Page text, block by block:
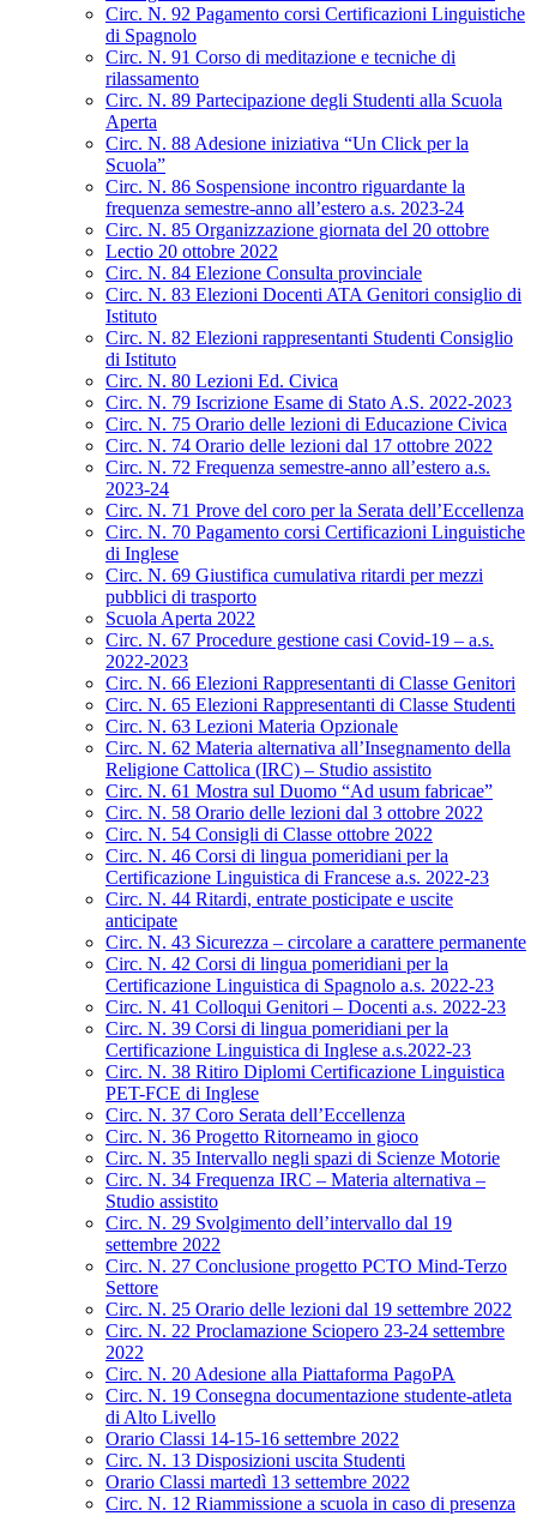
Circ. N. 92 Pagamento corsi Certificazioni Linguistiche
di Spagnolo
Circ. N. 91 Corso di meditazione e tecniche di
rilassamento
Circ. N. 89 Partecipazione degli Studenti alla Scuola
Aperta
Circ. N. 88 Adesione iniziativa “Un Click per la
Scuola”
Circ. N. 86 Sospensione incontro riguardante la
frequenza semestre-anno all’estero a.s. 2023-24
Circ. N. 85 Organizzazione giornata del 20 ottobre
Lectio 20 ottobre 2022
Circ. N. 84 Elezione Consulta provinciale
Circ. N. 83 Elezioni Docenti ATA Genitori consiglio di
Istituto
Circ. N. 82 Elezioni rappresentanti Studenti Consiglio
di Istituto
Circ. N. 80 Lezioni Ed. Civica
Circ. N. 79 Iscrizione Esame di Stato A.S. 2022-2023
Circ. N. 75 Orario delle lezioni di Educazione Civica
Circ. N. 74 Orario delle lezioni dal 17 ottobre 2022
Circ. N. 72 Frequenza semestre-anno all’estero a.s.
2023-24
Circ. N. 71 Prove del coro per la Serata dell’Eccellenza
Circ. N. 70 Pagamento corsi Certificazioni Linguistiche
di Inglese
Circ. N. 69 Giustifica cumulativa ritardi per mezzi
pubblici di trasporto
Scuola Aperta 2022
Circ. N. 67 Procedure gestione casi Covid-19 – a.s.
2022-2023
Circ. N. 66 Elezioni Rappresentanti di Classe Genitori
Circ. N. 65 Elezioni Rappresentanti di Classe Studenti
Circ. N. 63 Lezioni Materia Opzionale
Circ. N. 62 Materia alternativa all’Insegnamento della
Religione Cattolica (IRC) – Studio assistito
Circ. N. 61 Mostra sul Duomo “Ad usum fabricae”
Circ. N. 58 Orario delle lezioni dal 3 ottobre 2022
Circ. N. 54 Consigli di Classe ottobre 2022
Circ. N. 46 Corsi di lingua pomeridiani per la
Certificazione Linguistica di Francese a.s. 2022-23
Circ. N. 44 Ritardi, entrate posticipate e uscite
anticipate
Circ. N. 43 Sicurezza – circolare a carattere permanente
Circ. N. 42 Corsi di lingua pomeridiani per la
Certificazione Linguistica di Spagnolo a.s. 2022-23
Circ. N. 41 Colloqui Genitori – Docenti a.s. 2022-23
Circ. N. 39 Corsi di lingua pomeridiani per la
Certificazione Linguistica di Inglese a.s.2022-23
Circ. N. 38 Ritiro Diplomi Certificazione Linguistica
PET-FCE di Inglese
Circ. N. 37 Coro Serata dell’Eccellenza
Circ. N. 36 Progetto Ritorneamo in gioco
Circ. N. 35 Intervallo negli spazi di Scienze Motorie
Circ. N. 34 Frequenza IRC – Materia alternativa –
Studio assistito
Circ. N. 29 Svolgimento dell’intervallo dal 19
settembre 2022
Circ. N. 27 Conclusione progetto PCTO Mind-Terzo
Settore
Circ. N. 25 Orario delle lezioni dal 19 settembre 2022
Circ. N. 22 Proclamazione Sciopero 23-24 settembre
2022
Circ. N. 20 Adesione alla Piattaforma PagoPA
Circ. N. 19 Consegna documentazione studente-atleta
di Alto Livello
Orario Classi 14-15-16 settembre 2022
Circ. N. 13 Disposizioni uscita Studenti
Orario Classi martedì 13 settembre 2022
Circ. N. 12 Riammissione a scuola in caso di presenza